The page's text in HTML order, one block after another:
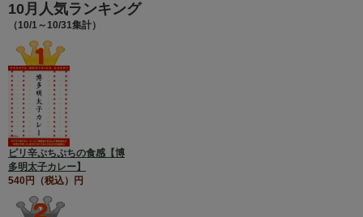
10月人気ランキング
（10/1～10/31集計）
ピリ辛ぷちぷちの食感【博
多明太子カレー】
540円（税込）円